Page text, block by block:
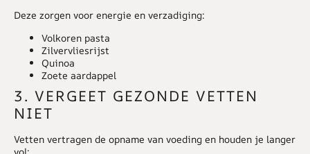
Deze zorgen voor energie en verzadiging:
Volkoren pasta
Zilvervliesrijst
Quinoa
Zoete aardappel
3. VERGEET GEZONDE VETTEN
NIET
Vetten vertragen de opname van voeding en houden je langer